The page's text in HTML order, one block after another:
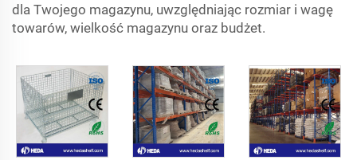
dla Twojego magazynu, uwzględniając rozmiar i wagę
towarów, wielkość magazynu oraz budżet.